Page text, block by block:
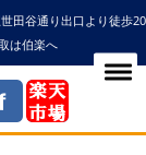
田谷通り出口より徒歩20
は伯楽へ
の投稿